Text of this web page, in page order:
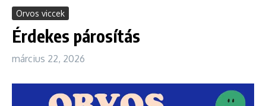
Orvos viccek
Érdekes párosítás
március 22, 2026